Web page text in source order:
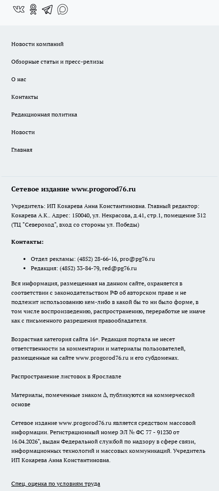
Новости компаний
Обзорные статьи и пресс-релизы
О нас
Контакты
Редакционная политика
Новости
Главная
Сетевое издание www.progorod76.ru
Учредитель: ИП Кокарева Анна Константиновна. Главный редактор:
Кокарева А.К.. Адрес: 150040, ул. Некрасова, д.41, стр.1, помещение 312
(ТЦ "Североход", вход со стороны ул. Победы)
Контакты:
Отдел рекламы: (4852) 28-66-16, pro@pg76.ru
Редакция: (4852) 33-84-79, red@pg76.ru
Вся информация, размещенная на данном сайте, охраняется в
соответствии с законодательством РФ об авторском праве и не
подлежит использованию кем-либо в какой бы то ни было форме, в
том числе воспроизведению, распространению, переработке не иначе
как с письменного разрешения правообладателя.
Возрастная категория сайта 16+. Редакция портала не несет
ответственности за комментарии и материалы пользователей,
размещенные на сайте www.progorod76.ru и его субдоменах.
Распространение листовок в Ярославле
Материалы, помеченные знаком ∆, публикуются на коммерческой
основе
Сетевое издание www.progorod76.ru является средством массовой
информации. Регистрационный номер ЭЛ № ФС 77 - 91230 от
16.04.2026", выдан Федеральной службой по надзору в сфере связи,
информационных технологий и массовых коммуникаций. Учредитель
ИП Кокарева Анна Константиновна.
Спец. оценка по условиям труда